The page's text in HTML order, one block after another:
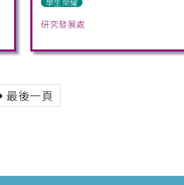
學生榮耀
研究發展處
最後一頁